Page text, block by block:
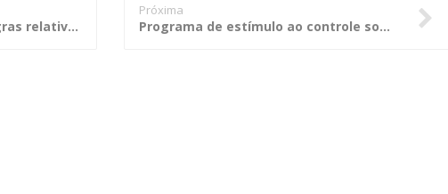
Receita Federal divulga regras relativas à DCTFWeb
Próxima
Programa de estímulo ao controle social terá foco nos indicadores dos municípios